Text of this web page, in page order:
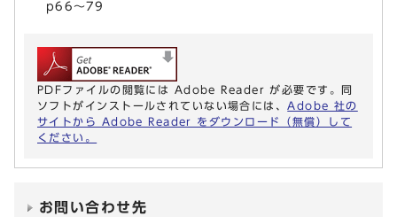
p66～79
PDFファイルの閲覧には Adobe Reader が必要です。同
ソフトがインストールされていない場合には、 Adobe 社の
サイトから Adobe Reader をダウンロード（無償）して
ください。
お問い合わせ先